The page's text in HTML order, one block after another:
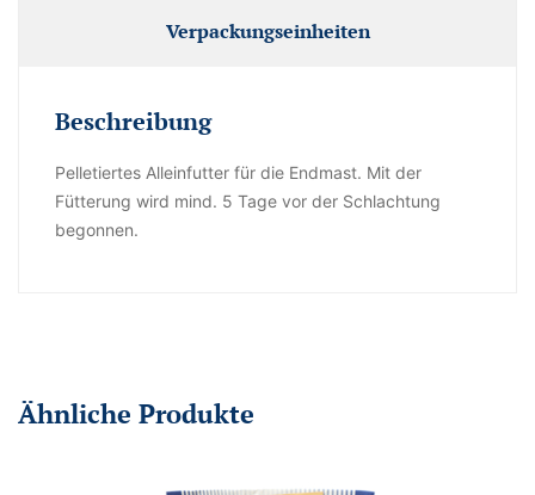
Verpackungseinheiten
Beschreibung
Pelletiertes Alleinfutter für die Endmast. Mit der
Fütterung wird mind. 5 Tage vor der Schlachtung
begonnen.
Ähnliche Produkte